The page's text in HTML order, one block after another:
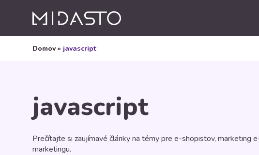
Domov » javascript
javascript
Prečítajte si zaujímavé články na témy pre e-shopistov, marketing
marketingu.